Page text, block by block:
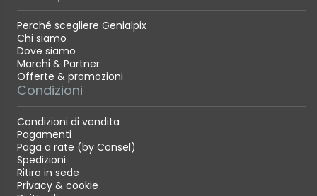
Perché scegliere Genialpix
Chi siamo
Dove siamo
Marchi & Partner
Offerte & promozioni
Condizioni
Condizioni di vendita
Pagamenti
Paga a rate (by Consel)
Spedizioni
Ritiro in sede
Privacy & cookie